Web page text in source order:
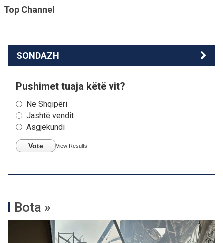
Top Channel
SONDAZH
Pushimet tuaja këtë vit?
Në Shqipëri
Jashtë vendit
Asgjëkundi
Vote View Results
Bota »